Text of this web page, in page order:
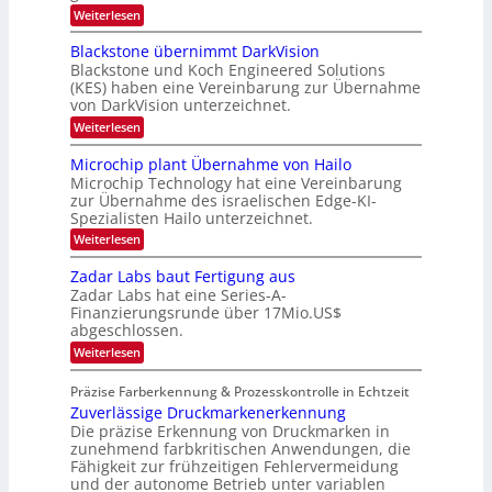
n
d
a
u
f
d
e
r
L
o
g
i
a
t
2
0
2
7
p
e
c
t
r
a
l
N
e
s
‘
t
i
o
n
a
l
V
i
s
i
o
n
N
i
g
h
t
0
2
6
Weiterlesen:
Z
l
a
n
d
o
b
e
t
e
i
l
i
g
t
s
i
c
h
a
n
S
r
e
a
c
t
s
Blackstone übernimmt DarkVision
Blackstone und Koch Engineered Solutions
(KES) haben eine Vereinbarung zur Übernahme
von DarkVision unterzeichnet.
Weiterlesen:
B
a
c
k
s
t
o
e
ü
b
e
r
n
i
m
t
D
a
r
k
Microchip plant Übernahme von Hailo
Microchip Technology hat eine Vereinbarung
zur Übernahme des israelischen Edge-KI-
Spezialisten Hailo unterzeichnet.
Weiterlesen:
M
c
r
o
c
h
i
p
p
l
a
n
t
Ü
b
Zadar Labs baut Fertigung aus
Zadar Labs hat eine Series-A-
Finanzierungsrunde über 17Mio.US$
abgeschlossen.
Weiterlesen:
Z
d
a
r
L
a
b
Präzise Farberkennung & Prozesskontrolle in Echtzeit
Zuverlässige Druckmarkenerkennung
Die präzise Erkennung von Druckmarken in
zunehmend farbkritischen Anwendungen, die
Fähigkeit zur frühzeitigen Fehlervermeidung
und der autonome Betrieb unter variablen